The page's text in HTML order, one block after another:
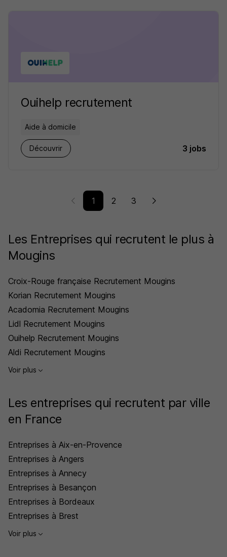
Ouihelp recrutement
Aide à domicile
Découvrir 3 jobs
1 2 3
Les Entreprises qui recrutent le plus à
Mougins
Croix-Rouge française Recrutement Mougins
Korian Recrutement Mougins
Acadomia Recrutement Mougins
Lidl Recrutement Mougins
Ouihelp Recrutement Mougins
Aldi Recrutement Mougins
Voir plus
Les entreprises qui recrutent par ville
en France
Entreprises à Aix-en-Provence
Entreprises à Angers
Entreprises à Annecy
Entreprises à Besançon
Entreprises à Bordeaux
Entreprises à Brest
Voir plus